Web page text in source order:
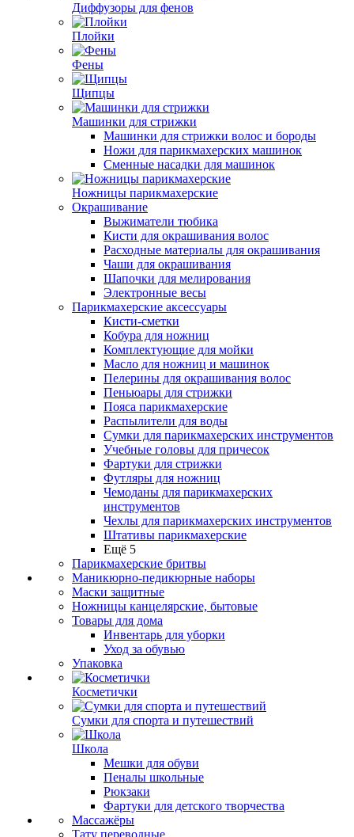
Диффузоры для фенов
Плойки
Фены
Щипцы
Машинки для стрижки
Машинки для стрижки волос и бороды
Ножи для парикмахерских машинок
Сменные насадки для машинок
Ножницы парикмахерские
Окрашивание
Выжиматели тюбика
Кисти для окрашивания волос
Расходные материалы для окрашивания
Чаши для окрашивания
Шапочки для мелирования
Электронные весы
Парикмахерские аксессуары
Кисти-сметки
Кобура для ножниц
Комплектующие для мойки
Масло для ножниц и машинок
Пелерины для окрашивания волос
Пеньюары для стрижки
Пояса парикмахерские
Распылители для воды
Сумки для парикмахерских инструментов
Учебные головы для причесок
Фартуки для стрижки
Футляры для ножниц
Чемоданы для парикмахерских
инструментов
Чехлы для парикмахерских инструментов
Штативы парикмахерские
Ещё 5
Парикмахерские бритвы
Маникюрно-педикюрные наборы
Маски защитные
Ножницы канцелярские, бытовые
Товары для дома
Инвентарь для уборки
Уход за обувью
Упаковка
Косметички
Сумки для спорта и путешествий
Школа
Мешки для обуви
Пеналы школьные
Рюкзаки
Фартуки для детского творчества
Массажёры
Тату переводные